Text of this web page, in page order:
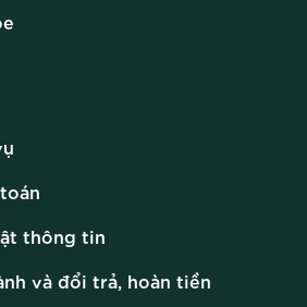
thông tin
và đổi trả, hoàn tiền